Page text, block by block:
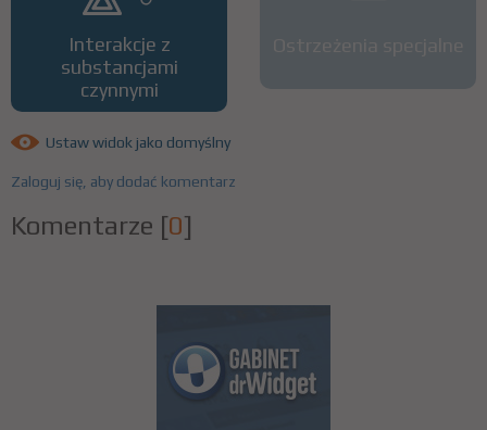
Interakcje z
substancjami
czynnymi
Ustaw widok jako domyślny
Zaloguj się, aby dodać komentarz
Komentarze [0]